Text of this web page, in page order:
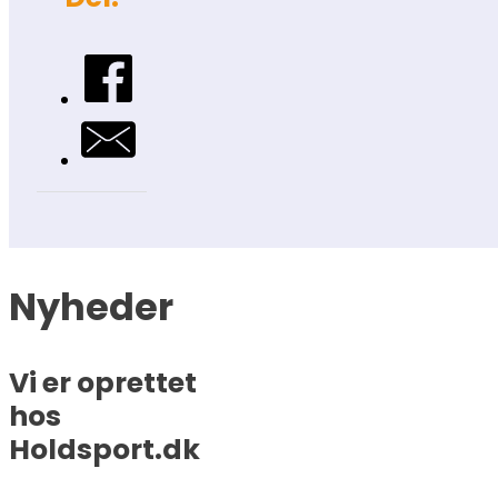
Nyheder
Vi er oprettet
hos
Holdsport.dk